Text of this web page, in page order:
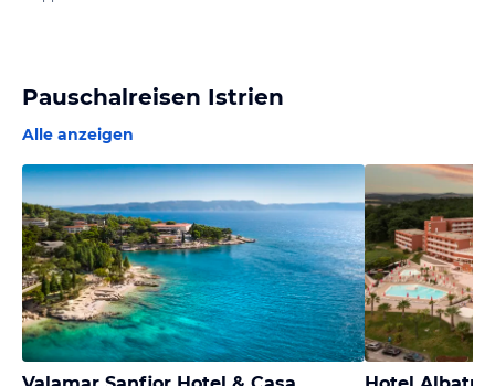
Pauschalreisen Istrien
Alle anzeigen